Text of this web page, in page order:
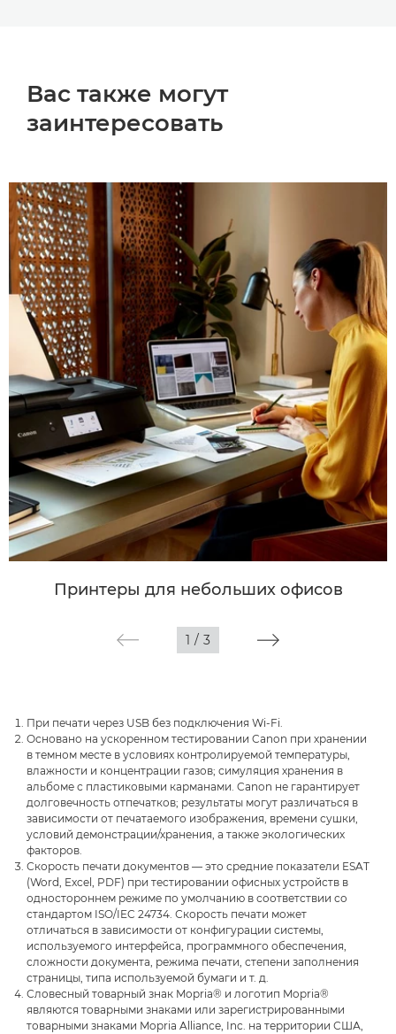
Вас также могут
заинтересовать
Принтеры для небольших офисов
1 / 3
При печати через USB без подключения Wi-Fi.
Основано на ускоренном тестировании Canon при хранении
в темном месте в условиях контролируемой температуры,
влажности и концентрации газов; симуляция хранения в
альбоме с пластиковыми карманами. Canon не гарантирует
долговечность отпечатков; результаты могут различаться в
зависимости от печатаемого изображения, времени сушки,
условий демонстрации/хранения, а также экологических
факторов.
Скорость печати документов — это средние показатели ESAT
(Word, Excel, PDF) при тестировании офисных устройств в
одностороннем режиме по умолчанию в соответствии со
стандартом ISO/IEC 24734. Скорость печати может
отличаться в зависимости от конфигурации системы,
используемого интерфейса, программного обеспечения,
сложности документа, режима печати, степени заполнения
страницы, типа используемой бумаги и т. д.
Словесный товарный знак Mopria® и логотип Mopria®
являются товарными знаками или зарегистрированными
товарными знаками Mopria Alliance, Inc. на территории США,